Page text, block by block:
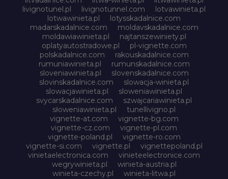
livignotunel.pl
livignotunnel.com
lotvawinieta.pl
lotwawinieta.pl
lotysskadalnice.com
madarskadalnice.com
moldavskadalnice.com
moldawiawinieta.pl
najtanszewiniety.pl
oplatyautostradowe.pl
pl-vignette.com
polskadalnice.com
rakouskadalnice.com
rumuniawinieta.pl
rumunskadalnice.com
sloveniawinieta.pl
slovenskadalnice.com
slovinskadalnice.com
slowacja-winieta.pl
slowacjawinieta.pl
sloweniawinieta.pl
svycarskadalnice.com
szwajcariawinieta.pl
słoweniawinieta.pl
tunellivigno.pl
vignette-at.com
vignette-bg.com
vignette-cz.com
vignette-pl.com
vignette-poland.pl
vignette-ro.com
vignette-si.com
vignette.pl
vignettepoland.pl
vinietaelectronica.com
vinieteelectronice.com
wegrywinieta.pl
winieta-austria.pl
winieta-czechy.pl
winieta-litwa.pl